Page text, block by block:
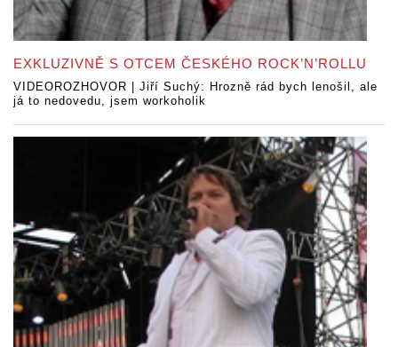
EXKLUZIVNĚ S OTCEM ČESKÉHO ROCK’N’ROLLU
VIDEOROZHOVOR | Jiří Suchý: Hrozně rád bych lenošil, ale
já to nedovedu, jsem workoholik